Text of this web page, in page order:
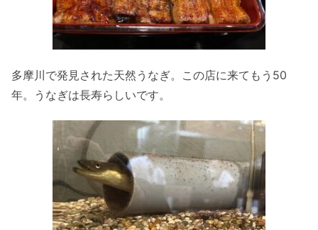
多摩川で発見された天然うなぎ。この店に来てもう50
年。うなぎは長寿らしいです。